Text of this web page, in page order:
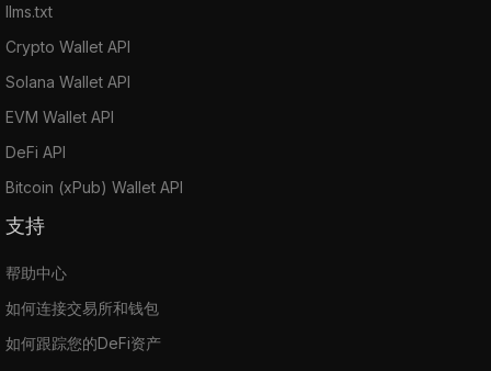
llms.txt
Crypto Wallet API
Solana Wallet API
EVM Wallet API
DeFi API
Bitcoin (xPub) Wallet API
支持
帮助中心
如何连接交易所和钱包
如何跟踪您的DeFi资产